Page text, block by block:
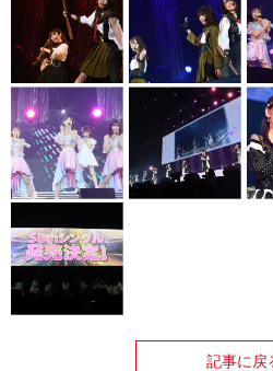
記事に戻